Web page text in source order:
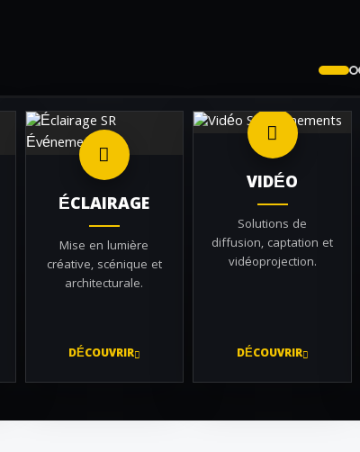
ÉCLAIRAGE
Mise en lumière
créative, scénique et
architecturale.
DÉCOUVRIR
VIDÉO
Solutions de
diffusion, captation et
vidéoprojection.
DÉCOUVRIR